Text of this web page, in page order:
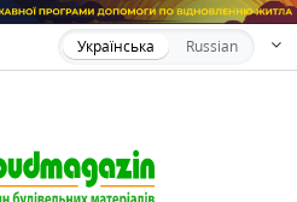
Українська Russian